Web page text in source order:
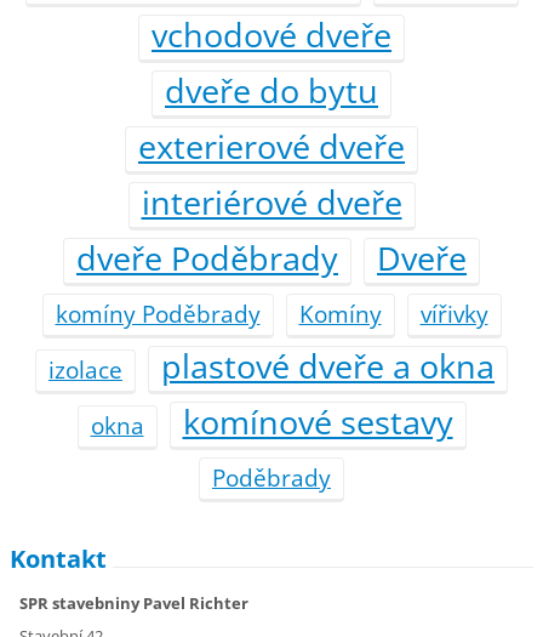
vchodové dveře
dveře do bytu
exterierové dveře
interiérové dveře
dveře Poděbrady
Dveře
komíny Poděbrady Komíny
vířivky
izolace
plastové dveře a okna
okna komínové sestavy
Poděbrady
Kontakt
SPR stavebniny Pavel Richter